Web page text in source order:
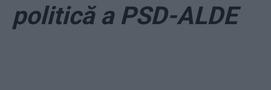
politică a PSD-ALDE